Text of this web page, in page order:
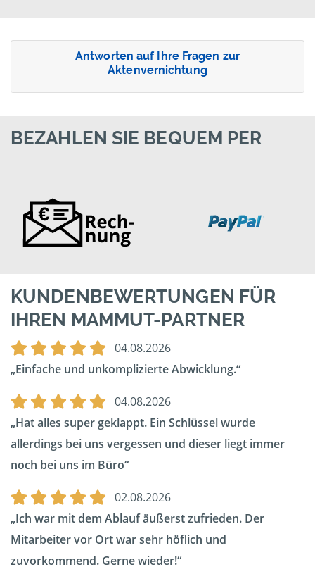
Antworten auf Ihre Fragen zur
Aktenvernichtung
BEZAHLEN SIE BEQUEM PER
KUNDENBEWERTUNGEN FÜR
IHREN MAMMUT-PARTNER
04.08.2026
Einfache und unkomplizierte Abwicklung.
04.08.2026
Hat alles super geklappt. Ein Schlüssel wurde
allerdings bei uns vergessen und dieser liegt immer
noch bei uns im Büro
02.08.2026
Ich war mit dem Ablauf äußerst zufrieden. Der
Mitarbeiter vor Ort war sehr höflich und
zuvorkommend. Gerne wieder!